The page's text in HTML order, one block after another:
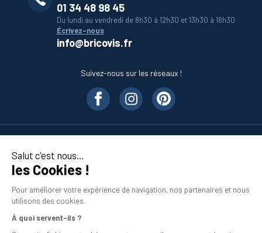
Salut c'est nous...
les Cookies !
Pour améliorer votre expérience de navigation, nos partenaires et nous
utilisons des cookies.
À quoi servent-ils ?
01 34 48 98 45
Du lundi au vendredi de 8h30 à 12h30 et 13h30 à 16h30
Écrivez-nous
info@bricovis.fr
Suivez-nous sur les réseaux !
En savoir plus